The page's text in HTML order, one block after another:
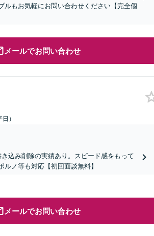
もお気軽にお問い合わせください【完全個
メールでお問い合わせ
）
込み削除の実績あり。スピード感をもって
ノ等も対応【初回面談無料】
メールでお問い合わせ